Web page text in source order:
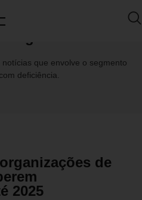
que envolve o segmento
deficiência.
de
2025